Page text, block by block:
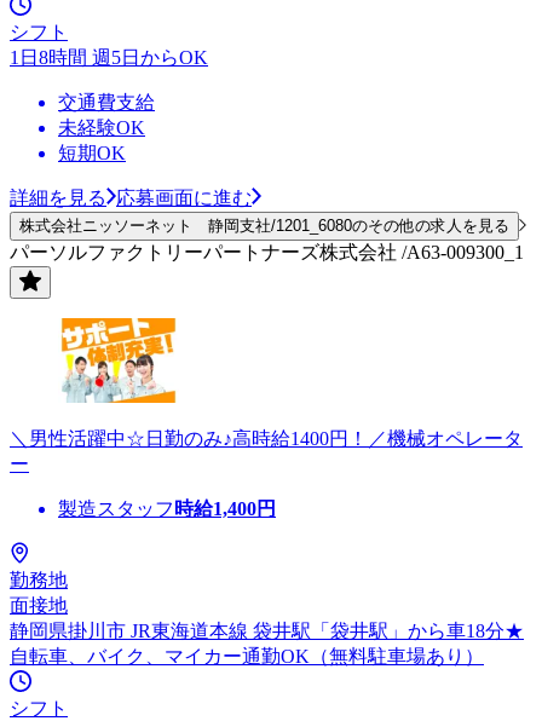
シフト
1日8時間 週5日からOK
交通費支給
未経験OK
短期OK
詳細を見る 応募画面に進む
株式会社ニッソーネット 静岡支社/1201_6080のその他の求人を見る
パーソルファクトリーパートナーズ株式会社 /A63-009300_1
＼男性活躍中☆日勤のみ♪高時給1400円！／機械オペレータ
ー
製造スタッフ 時給1,400円
勤務地
面接地
静岡県掛川市 JR東海道本線 袋井駅「袋井駅」から車18分★
自転車、バイク、マイカー通勤OK（無料駐車場あり）
シフト